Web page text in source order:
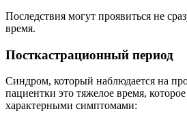
Последствия могут проявиться не
время.
Посткастрационный период
Синдром, который наблюдается на
пациентки это тяжелое время,
характерными симптомами: